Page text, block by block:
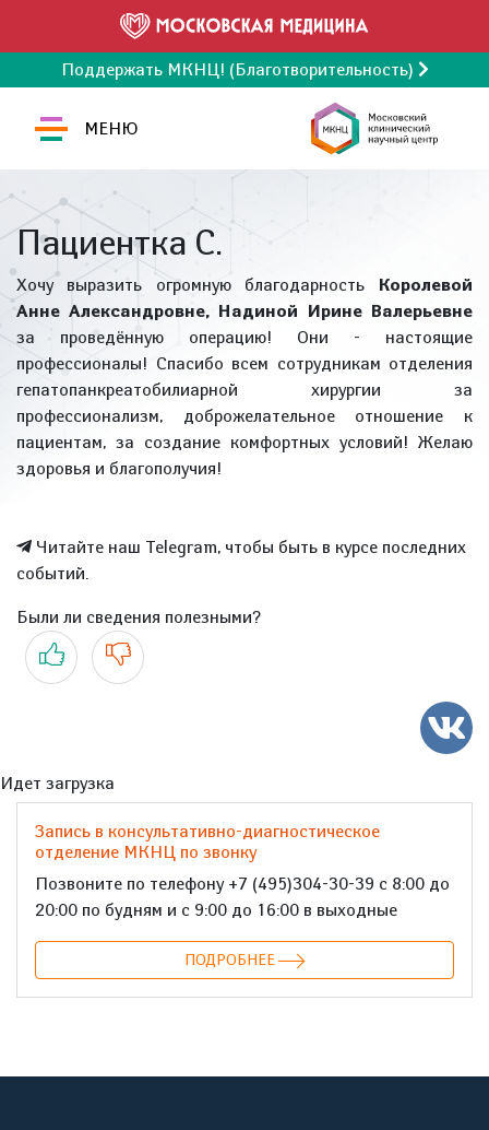
Поддержать МКНЦ! (Благотворительность)
МЕНЮ
Пациентка С.
Хочу выразить огромную благодарность
Королевой
Анне Александровне, Надиной Ирине Валерьевне
за проведённую операцию! Они - настоящие
профессионалы! Спасибо всем сотрудникам отделения
гепатопанкреатобилиарной хирургии за
профессионализм, доброжелательное отношение к
пациентам, за создание комфортных условий! Желаю
здоровья и благополучия!
Читайте наш Telegram, чтобы быть в курсе последних
событий.
Были ли сведения полезными?
Да Нет
Идет загрузка
Запись в консультативно-диагностическое
отделение МКНЦ по звонку
Позвоните по телефону +7 (495)304-30-39 с 8:00 до
20:00 по будням и с 9:00 до 16:00 в выходные
ПОДРОБНЕЕ